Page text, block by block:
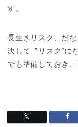
す。
長生きリスク、だ
決して〝リスク″に
でも準備しておき